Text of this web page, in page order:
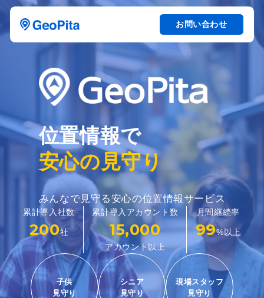
お問い合わせ
位置情報で
安心の見守り
みんなで見守る安心の位置情報サービス
累計導入社数
200社
累計導入アカウント数
15,000
アカウント以上
月間継続率
99%以上
子供
見守り
シニア
見守り
現場スタッフ
見守り